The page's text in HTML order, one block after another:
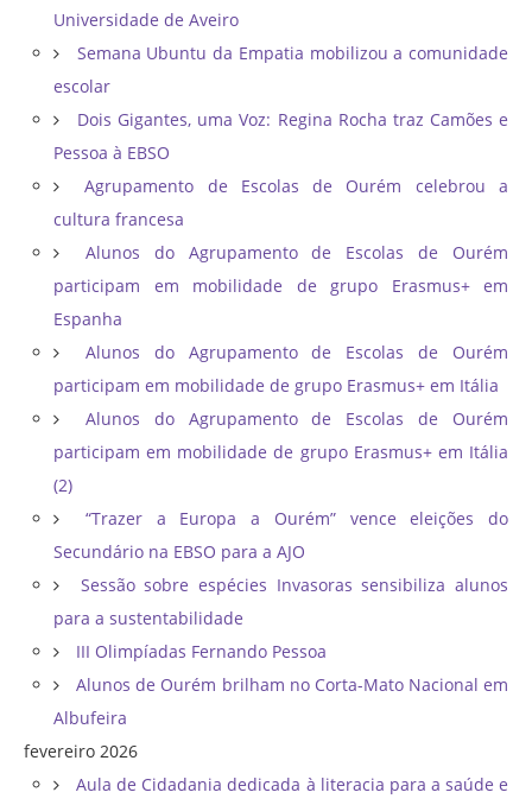
Universidade de Aveiro
Semana Ubuntu da Empatia mobilizou a comunidade
escolar
Dois Gigantes, uma Voz: Regina Rocha traz Camões e
Pessoa à EBSO
Agrupamento de Escolas de Ourém celebrou a
cultura francesa
Alunos do Agrupamento de Escolas de Ourém
participam em mobilidade de grupo Erasmus+ em
Espanha
Alunos do Agrupamento de Escolas de Ourém
participam em mobilidade de grupo Erasmus+ em Itália
Alunos do Agrupamento de Escolas de Ourém
participam em mobilidade de grupo Erasmus+ em Itália
(2)
“Trazer a Europa a Ourém” vence eleições do
Secundário na EBSO para a AJO
Sessão sobre espécies Invasoras sensibiliza alunos
para a sustentabilidade
III Olimpíadas Fernando Pessoa
Alunos de Ourém brilham no Corta-Mato Nacional em
Albufeira
fevereiro 2026
Aula de Cidadania dedicada à literacia para a saúde e